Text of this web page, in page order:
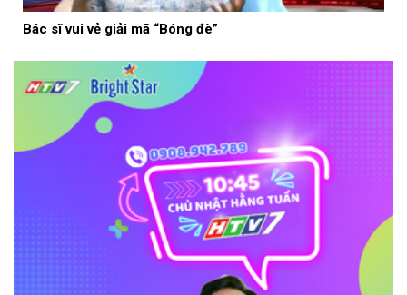
Bác sĩ vui vẻ giải mã “Bóng đè”